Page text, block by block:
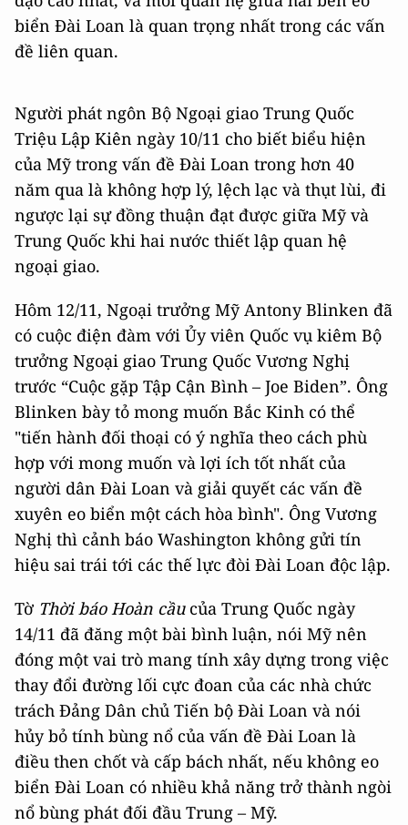
biển Đài Loan là quan trọng nhất trong các vấn
đề liên quan.
Người phát ngôn Bộ Ngoại giao Trung Quốc
Triệu Lập Kiên ngày 10/11 cho biết biểu hiện
của Mỹ trong vấn đề Đài Loan trong hơn 40
năm qua là không hợp lý, lệch lạc và thụt lùi, đi
ngược lại sự đồng thuận đạt được giữa Mỹ và
Trung Quốc khi hai nước thiết lập quan hệ
ngoại giao.
Hôm 12/11, Ngoại trưởng Mỹ Antony Blinken đã
có cuộc điện đàm với Ủy viên Quốc vụ kiêm Bộ
trưởng Ngoại giao Trung Quốc Vương Nghị
trước “Cuộc gặp Tập Cận Bình – Joe Biden”. Ông
Blinken bày tỏ mong muốn Bắc Kinh có thể
"tiến hành đối thoại có ý nghĩa theo cách phù
hợp với mong muốn và lợi ích tốt nhất của
người dân Đài Loan và giải quyết các vấn đề
xuyên eo biển một cách hòa bình". Ông Vương
Nghị thì cảnh báo Washington không gửi tín
hiệu sai trái tới các thế lực đòi Đài Loan độc lập.
Tờ Thời báo Hoàn cầucủa Trung Quốc ngày
14/11 đã đăng một bài bình luận, nói Mỹ nên
đóng một vai trò mang tính xây dựng trong việc
thay đổi đường lối cực đoan của các nhà chức
trách Đảng Dân chủ Tiến bộ Đài Loan và nói
hủy bỏ tính bùng nổ của vấn đề Đài Loan là
điều then chốt và cấp bách nhất, nếu không eo
biển Đài Loan có nhiều khả năng trở thành ngòi
nổ bùng phát đối đầu Trung – Mỹ.